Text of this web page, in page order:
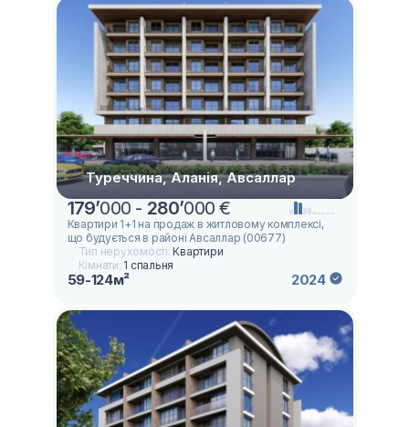
Туреччина, Аланія, Авсаллар
179’000 - 280’000 €
Квартири 1+1 на продаж в житловому комплексі,
що будується в районі Авсаллар (00677)
Тип нерухомості:Квартири
Кімнати: 1 спальня
59-124м² 2024